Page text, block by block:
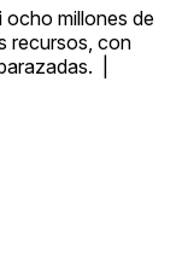
millones de
recursos, con
|